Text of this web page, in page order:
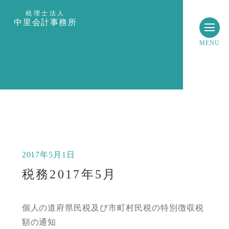
税理士法人
中里会計事務所
MENU
2017年5月1日
税務2017年5月
個人の道府県民税及び市町村民税の特別徴収税
額の通知